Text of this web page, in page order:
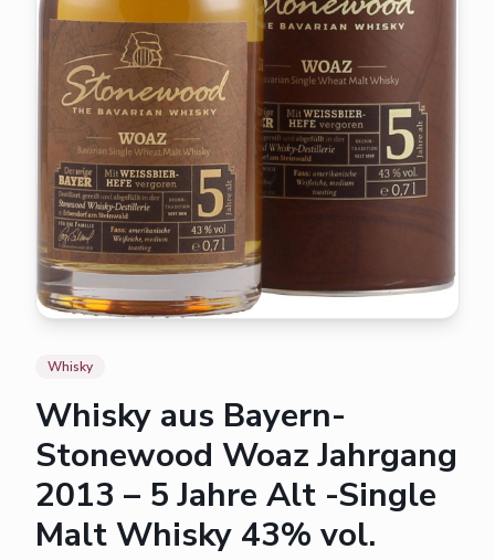
Whisky
Whisky aus Bayern-
Stonewood Woaz Jahrgang
2013 – 5 Jahre Alt -Single
Malt Whisky 43% vol.